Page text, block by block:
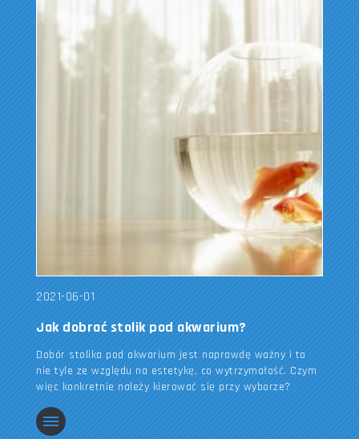
2021-06-01
Jak dobrać stolik pod akwarium?
Dobór stolika pod akwarium jest naprawdę ważny i to
nie tyle ze względu na estetykę, co wytrzymałość. Czym
więc konkretnie należy kierować się przy wyborze?